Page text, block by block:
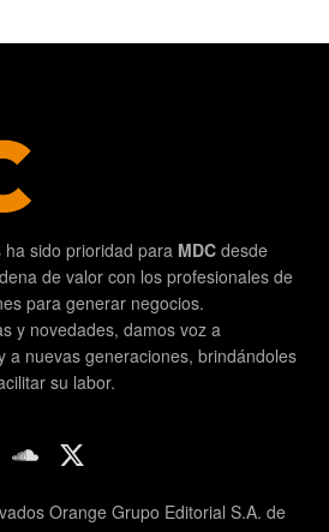
sido prioridad para MDC desde
de valor con los profesionales de
para generar negocios.
y novedades, damos voz a
a nuevas generaciones, brindándoles
su labor.
Orange Grupo Editorial S.A. de